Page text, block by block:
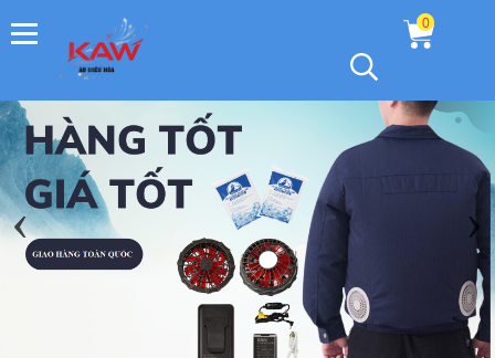
0
‹ ›